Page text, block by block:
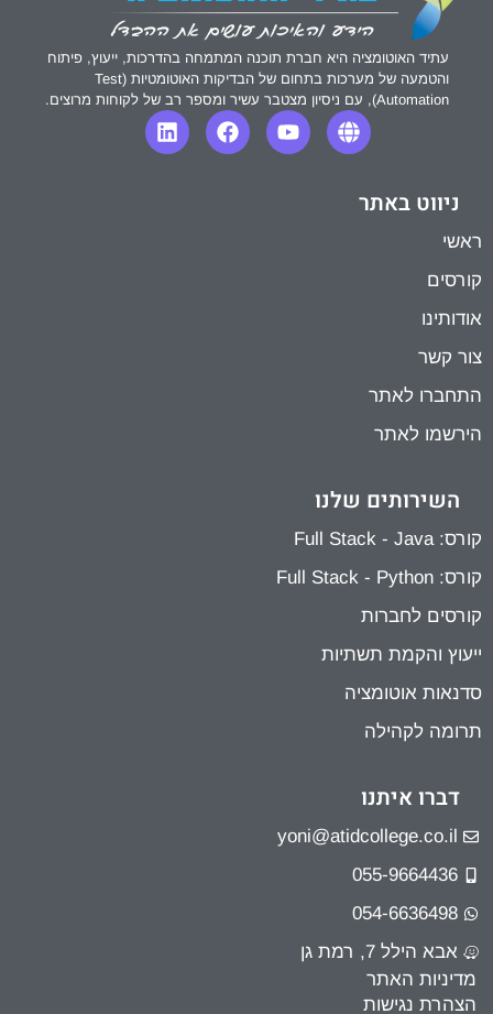
עתיד האוטומציה היא חברת תוכנה המתמחה בהדרכות, ייעוץ, פיתוח
והטמעה של מערכות בתחום של הבדיקות האוטומטיות (Test
Automation), עם ניסיון מצטבר עשיר ומספר רב של לקוחות מרוצים.
ניווט באתר
ראשי
קורסים
אודותינו
צור קשר
התחברו לאתר
הירשמו לאתר
השירותים שלנו
קורס: Full Stack - Java
קורס: Full Stack - Python
קורסים לחברות
ייעוץ והקמת תשתיות
סדנאות אוטומציה
תרומה לקהילה
דברו איתנו
yoni@atidcollege.co.il
055-9664436
054-6636498
אבא הילל 7, רמת גן
מדיניות האתר
הצהרת נגישות